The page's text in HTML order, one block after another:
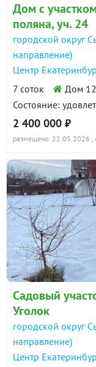
Дом с
поляна, уч. 24
городской округ
направление)
Центр
7 соток
Дом
Состояние:
2 400 000 ₽
размещено: 22.05.2026 ,
Садовый
Уголок
городской округ
направление)
Центр